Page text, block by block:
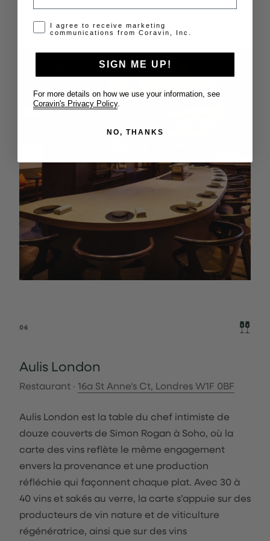
06
Aulis London
Restaurant · 16a St Anne's Ct, Londres W1F 0BF
Aulis London est la table du chef intimiste de
douze couverts de Simon Rogan à Soho, où la
carte des vins reflète le même engagement
envers la provenance et une production
réfléchie qui façonnent chaque plat. Avec 30 à
40 vins et sakés au verre, la carte s’appuie sur des
producteurs de vin nature et de viticulture
régénératrice, ainsi que sur des vins
Opt-in disclaimer
I agree to receive marketing
communications from Coravin, Inc.
SIGN ME UP!
For more details on how we use your information, see
Coravin's Privacy Policy.
NO, THANKS